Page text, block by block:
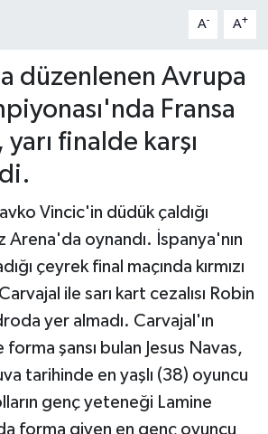
A- A+
düzenlenen Avrupa
Fransa
finalde karşı
Vincic'in düdük çaldığı
Arena'da oynandı. İspanya'nın
çeyrek final maçında kırmızı
ile sarı kart cezalısı Robin
yer almadı. Carvajal'ın
şansı bulan Jesus Navas,
tarihinde en yaşlı (38) oyuncu
genç yeteneği Lamine
forma giyen en genç oyuncu